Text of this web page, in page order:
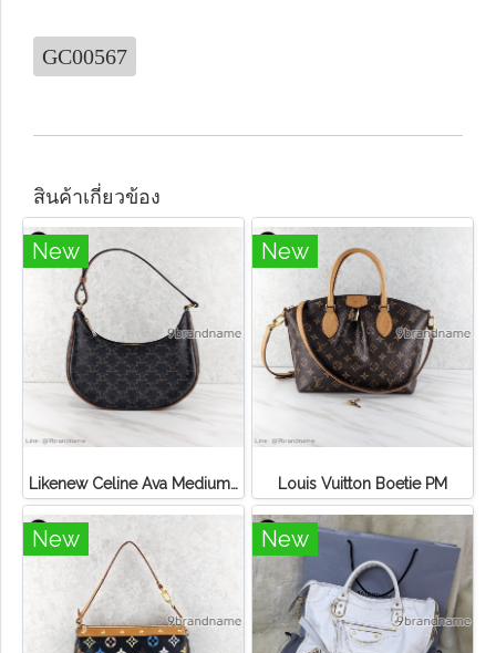
GC00567
สินค้าเกี่ยวข้อง
New
Likenew Celine Ava Medium Triomphe Canvas
New
Louis Vuitton Boetie PM
New New